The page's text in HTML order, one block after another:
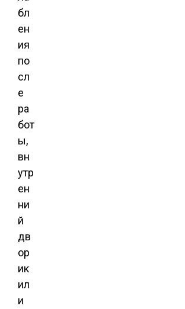
бл
ен
ия
по
сл
е
ра
бот
ы,
вн
утр
ен
ни
й
дв
ор
ик
ил
и